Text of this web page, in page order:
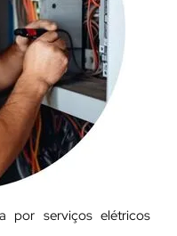
por serviços elétricos